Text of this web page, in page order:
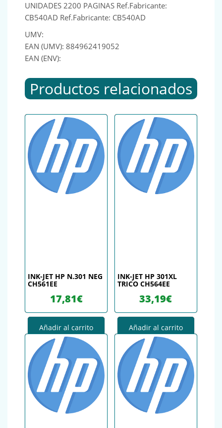
UNIDADES 2200 PAGINAS Ref.Fabricante:
CB540AD Ref.Fabricante: CB540AD
UMV:
EAN (UMV): 884962419052
EAN (ENV):
Productos relacionados
INK-JET HP N.301 NEG
CH561EE
17,81€
Añadir al carrito
INK-JET HP 301XL
TRICO CH564EE
33,19€
Añadir al carrito